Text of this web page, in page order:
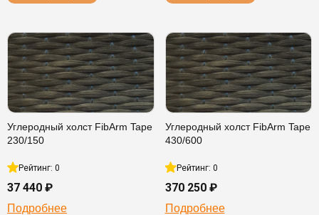
Углеродный холст FibArm Tape
230/150
Рейтинг: 0
37 440 ₽
Подробнее
Углеродный холст FibArm Tape
430/600
Рейтинг: 0
370 250 ₽
Подробнее